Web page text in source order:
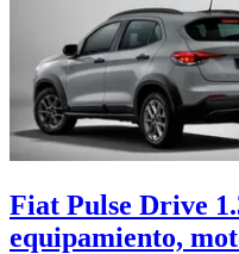
Fiat Pulse Drive
equipamiento,